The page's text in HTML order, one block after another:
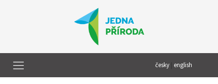
česky english